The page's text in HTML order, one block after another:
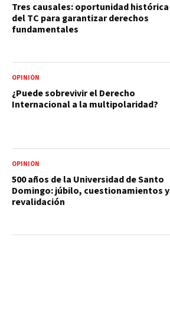
Tres causales: oportunidad histórica
del TC para garantizar derechos
fundamentales
OPINIÓN
¿Puede sobrevivir el Derecho
Internacional a la multipolaridad?
OPINIÓN
500 años de la Universidad de Santo
Domingo: júbilo, cuestionamientos y
revalidación